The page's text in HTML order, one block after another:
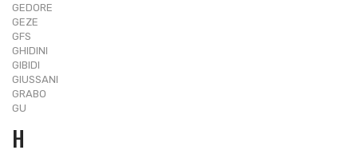
GEDORE
GEZE
GFS
GHIDINI
GIBIDI
GIUSSANI
GRABO
GU
H